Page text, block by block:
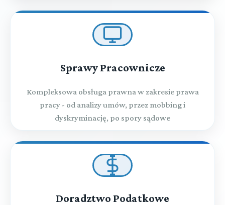
polubownego
Tytuł VIII Uznanie i stwierdzenie wykonalności
wyroku sądu polubownego lub ugody przed nim
Sprawy Pracownicze
Kompleksowa obsługa prawna w zakresie prawa
pracy - od analizy umów, przez mobbing i
dyskryminację, po spory sądowe
Doradztwo Podatkowe